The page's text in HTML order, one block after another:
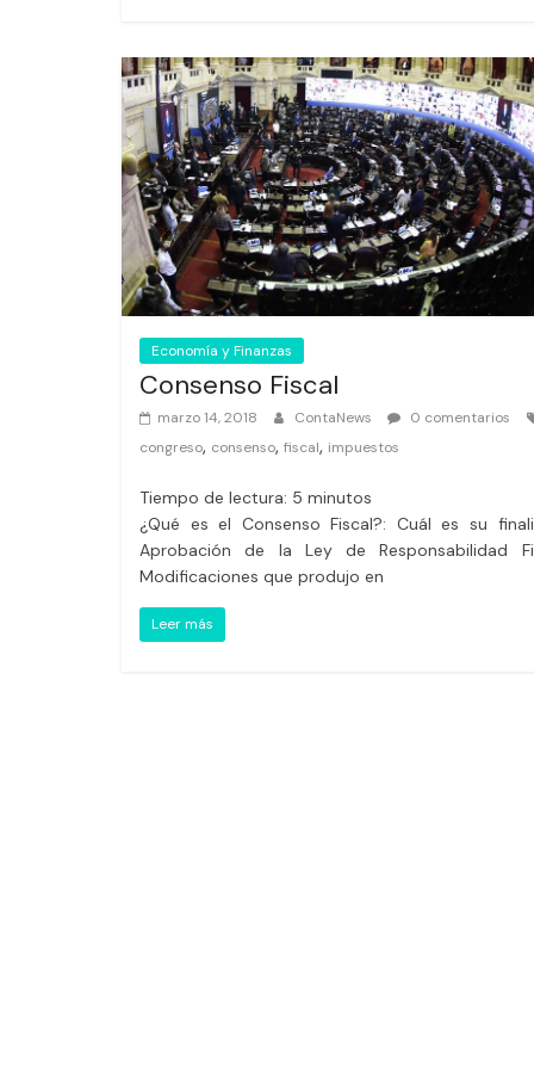
Economía y Finanzas
Consenso Fiscal
marzo 14, 2018 ContaNews
0 comentarios
congreso, consenso, fiscal, impuestos
Tiempo de lectura: 5 minutos
¿Qué es el Consenso Fiscal?: Cuál es su
Aprobación de la Ley de Responsabilidad
Modificaciones que produjo en
Leer más